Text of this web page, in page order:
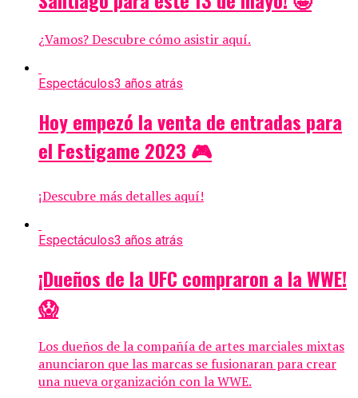
¿Vamos? Descubre cómo asistir aquí.
Espectáculos3 años atrás
Hoy empezó la venta de entradas para
el Festigame 2023 🎮
¡Descubre más detalles aquí!
Espectáculos3 años atrás
¡Dueños de la UFC compraron a la WWE!
😱
Los dueños de la compañía de artes marciales mixtas
anunciaron que las marcas se fusionaran para crear
una nueva organización con la WWE.